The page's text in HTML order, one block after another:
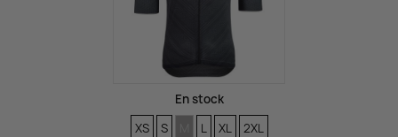
En stock
TAILLES
XS TAILLES
S TAILLES
TAILLES
L TAILLES
XL TAILLES
2XL